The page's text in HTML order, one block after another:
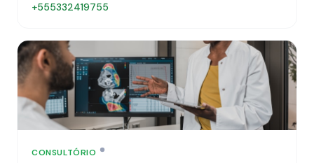
+555332419755
CONSULTÓRIO